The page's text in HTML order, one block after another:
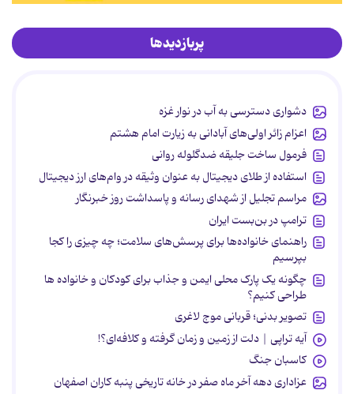
پربازدیدها
دشواری دسترسی به آب در نوار غزه
اعزام زائر اولی‌های آبادانی به زیارت امام هشتم
فرمول ساخت جلیقه ضدگلوله روانی
استفاده از طلای دیجیتال به عنوان وثیقه در وام‌های ارز دیجیتال
مراسم تجلیل از شهدای رسانه و پاسداشت روز خبرنگار
ترامپ در بن‌بست ایران
راهنمای خانواده‌ها برای پرسش‌های سلامت؛ چه چیزی را کجا
بپرسیم
چگونه یک پارک محلی ایمن و جذاب برای کودکان و خانواده ها
طراحی کنیم؟
تصویر بدنی؛ قربانی موج لاغری
آیه تراپی | دلت از زمین و زمان گرفته و کلافه‌ای؟!
کاسبان جنگ
عزاداری دهه آخر ماه صفر در خانه تاریخی پنبه کاران اصفهان